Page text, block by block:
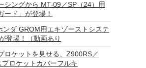
シングから MT-09／SP（24）用
ード」が登場！
ンダ GROM用エキゾーストシステ
登場！（動画あり
ロケットを見せる、Z900RS／
ロケットカバーフルキ